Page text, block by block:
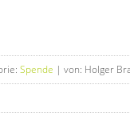
Spende | von: Holger